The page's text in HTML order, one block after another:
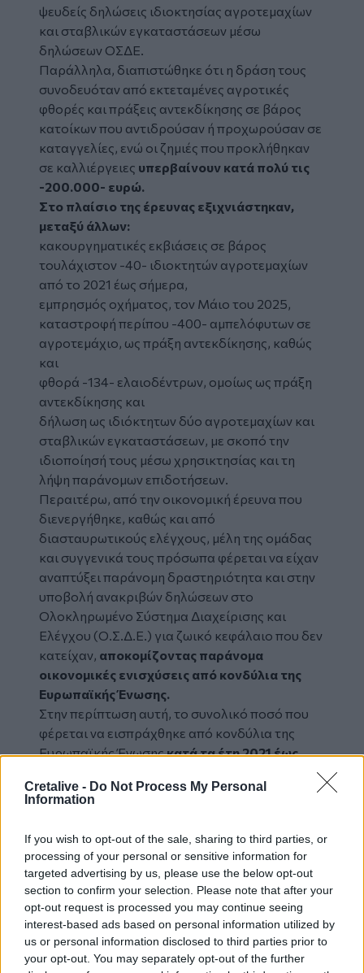
Cretalive - Do Not Process My Personal
Information
If you wish to opt-out of the sale, sharing to third parties, or
processing of your personal or sensitive information for
targeted advertising by us, please use the below opt-out
section to confirm your selection. Please note that after your
opt-out request is processed you may continue seeing
interest-based ads based on personal information utilized by
us or personal information disclosed to third parties prior to
your opt-out. You may separately opt-out of the further
ψευδείς δηλώσεις ιδιοκτησίας αγροτεμαχίων
και σταβλικών εγκαταστάσεων μέσω
δηλώσεων ΟΣΔΕ.
Παράλληλα, διαπιστώθηκε ότι η δράση τους
συνοδευόταν από εκτεταμένες αγροτικές
φθορές και πράξεις αντεκδίκησης σε βάρος
κατοίκων που αντιδρούσαν ή προχωρούσαν σε
καταγγελίες, ενώ οι ζημιές που προκλήθηκαν
σε καλλιέργειες υπερβαίνουν κατά πολύ τις
-200.000- ευρώ.
Στο πλαίσιο της έρευνας εξιχνιάστηκαν,
μεταξύ άλλων:
κακουργηματικές εκβιάσεις σε βάρος
τουλάχιστον -40- ιδιοκτητών αγροτεμαχίων
από το 2021 έως σήμερα,
εμπρησμός οχήματος, τον Μάιο του 2025,
καταστροφή περίπου -400- αμπελόφυτων σε
αγροτεμάχιο, ως πράξη αντεκδίκησης, καθώς
και
φθορά -134- ελαιοδέντρων, ομοίως ως πράξη
αντεκδίκησης και
δήλωση ως ιδιόκτητων δύο αγροτεμαχίων και
σταβλικών εγκαταστάσεων, με σκοπό την
ιδιοποίησή τους μέσω χρησικτησίας και τη
λήψη παράνομων επιδοτήσεων.
Περαιτέρω, από την οικονομική έρευνα που
διενεργήθηκε, καθώς και από
διασταυρωτικούς ελέγχους, μέλη της ομάδας
και συγγενικά τους πρόσωπα φέρεται να είχαν
αναπτύξει παράνομη δραστηριότητα και στην
υποβολή ανακριβών δηλώσεων στο
Ολοκληρωμένο Σύστημα Διαχείρισης και
Ελέγχου (Ο.Σ.Δ.Ε.) για ζωικό κεφάλαιο που δεν
κατείχαν, αποκομίζοντας παράνομα
οικονομικές ενισχύσεις από κονδύλια της
Ευρωπαϊκής Ένωσης.
Στην περίπτωση αυτή, το συνολικό ποσό που
φέρεται να εισπράχθηκε από κονδύλια της
Ευρωπαϊκής Ένωσηςκατά τα έτη 2021 έως
ευρώ.
Διαβάστε περισσότερες ειδήσεις από
τηνΚρήτη
Δήμος Αγίου Νικολάου: Συνεργασία και
συντονισμός για την ενίσχυση των τοπικών
κοινοτήτων